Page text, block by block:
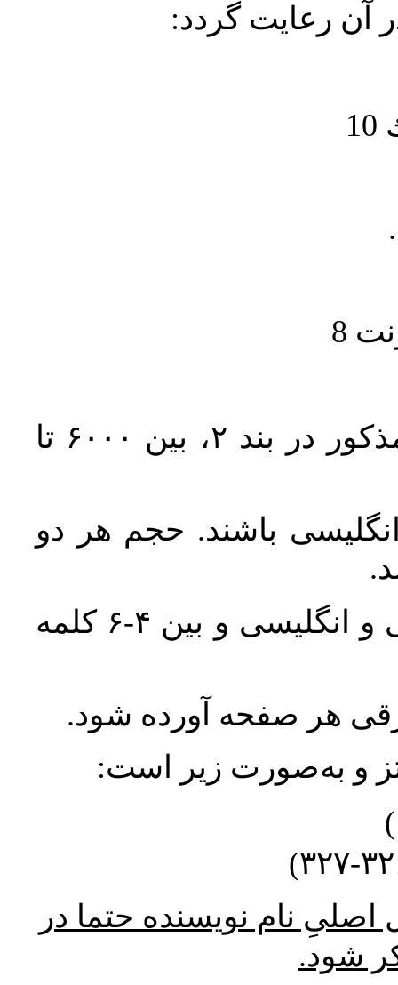
آن رعايت گردد:
حجم کل مقاله با احتساب تمام بخش‌های مذکور در بند ۲، بین ۶۰۰۰ تا
باشند. حجم هر دو
واژگان کلیدی بلافاصله پس از چکیده فارسی و انگلیسی و بین ۴-۶ کلمه
هر صفحه آورده شود.
و به‌صورت زیر است:
نام نویسنده حتما در
شود.